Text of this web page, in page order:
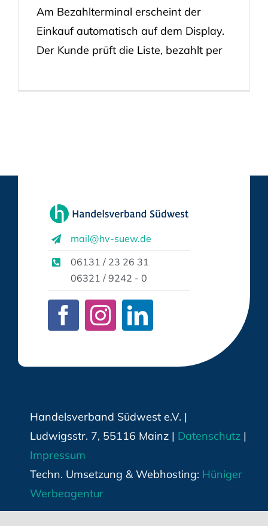
Am Bezahlterminal erscheint der
Einkauf automatisch auf dem Display.
Der Kunde prüft die Liste, bezahlt per
mail@hv-suew.de
06131 / 23 26 31
06321 / 9242 - 0
Handelsverband Südwest e.V. |
Ludwigsstr. 7, 55116 Mainz | Datenschutz|
Impressum
Techn. Umsetzung & Webhosting: Hüniger
Werbeagentur